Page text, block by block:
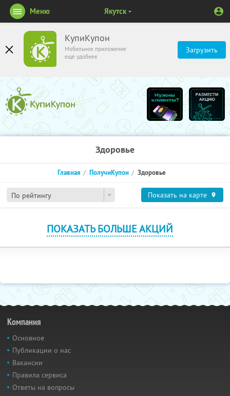
КупиКупон
Мобильное приложение
ещё удобнее
Загрузить
Меню Якутск
Здоровье
По рейтингу
Главная ПолучиКупон Здоровье
Показать на карте
ПОКАЗАТЬ БОЛЬШЕ АКЦИЙ
Компания
Основное
Публикации о нас
Вакансии
Правила сервиса
Ответы на вопросы